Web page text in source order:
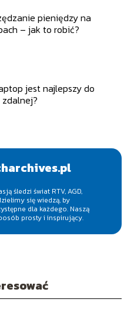
pieniędzy na
– jak to robić?
jest najlepszy do
śledzi świat RTV, AGD,
się wiedzą, by
dla każdego. Naszą
prosty i inspirujący.